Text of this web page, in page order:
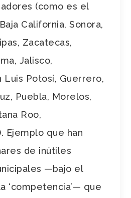
(como es el
California, Sonora,
Zacatecas,
Jalisco,
Luis Potosí, Guerrero,
Puebla, Morelos,
Roo,
Ejemplo que han
de inútiles
—bajo el
‘competencia’— que